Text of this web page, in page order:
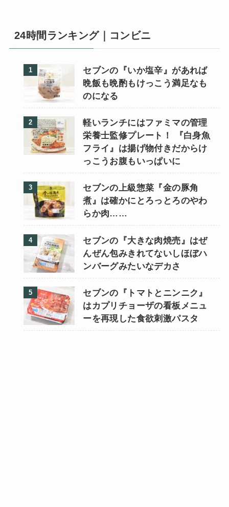
24時間ランキング｜コンビニ
セブンの『いか塩辛』があれば
晩飯も晩酌もけっこう満足なも
のになる
軽いランチにはファミマの管理
栄養士監修プレート！ 『白身魚
フライ』は揚げ物付きだからけ
っこうお腹もいっぱいに
セブンの上級惣菜『金の豚角
煮』は確かにとろっとろのやわ
らか肉……
セブンの『大きな肉焼売』はぜ
んぜん包みきれてないしほぼハ
ンバーグみたいなデカさ
セブンの『トマトとニンニク』
はカプリチョーザの看板メニュ
ーを再現した食欲刺激パスタ